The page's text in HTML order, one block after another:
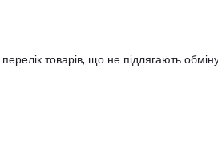
перелік товарів, що не підлягають